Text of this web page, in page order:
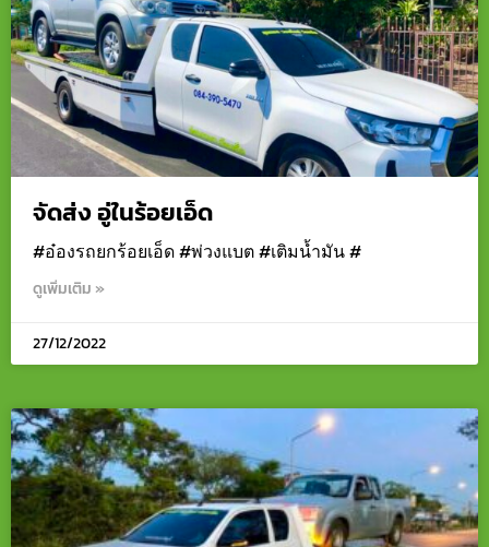
จัดส่ง อู่ในร้อยเอ็ด
#อ๋องรถยกร้อยเอ็ด #พ่วงแบต #เติมน้ำมัน #
ดูเพิ่มเติม »
27/12/2022